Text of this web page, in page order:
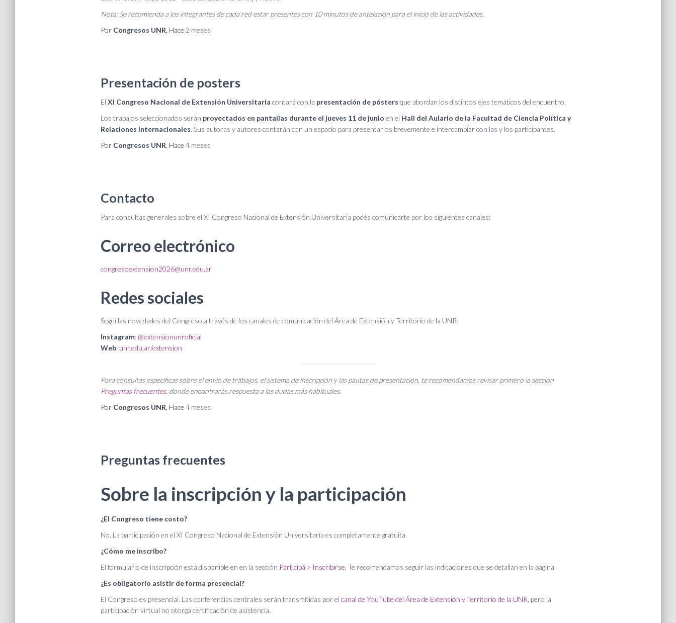
Nota: Se recomienda a los integrantes de cada red estar presentes con 10 minutos de antelación para el inicio de las actividades.
Por Congresos UNR , Hace 2 meses
Presentación de posters
El XI Congreso Nacional de Extensión Universitaria contará con la presentación de pósters que abordan los distintos ejes temáticos del encuentro.
Los trabajos seleccionados serán proyectados en pantallas durante el jueves 11 de junio en el Hall del Aulario de la Facultad de Ciencia Política y
Relaciones Internacionales. Sus autoras y autores contarán con un espacio para presentarlos brevemente e intercambiar con las y los participantes.
Por Congresos UNR , Hace 4 meses
Contacto
Para consultas generales sobre el XI Congreso Nacional de Extensión Universitaria podés comunicarte por los siguientes canales:
Correo electrónico
congresoextension2026@unr.edu.ar
Redes sociales
Seguí las novedades del Congreso a través de los canales de comunicación del Área de Extensión y Territorio de la UNR:
Instagram: @extensionunroficial
Web: unr.edu.ar/extension
Para consultas específicas sobre el envío de trabajos, el sistema de inscripción y las pautas de presentación, te recomendamos revisar primero la sección
Preguntas frecuentes, donde encontrarás respuesta a las dudas más habituales.
Por Congresos UNR , Hace 4 meses
Preguntas frecuentes
Sobre la inscripción y la participación
¿El Congreso tiene costo?
No. La participación en el XI Congreso Nacional de Extensión Universitaria es completamente gratuita.
¿Cómo me inscribo?
El formulario de inscripción está disponible en en la sección Participá > Inscribirse. Te recomendamos seguir las indicaciones que se detallan en la página.
¿Es obligatorio asistir de forma presencial?
El Congreso es presencial. Las conferencias centrales serán transmitidas por el canal de YouTube del Área de Extensión y Territorio de la UNR , pero la
participación virtual no otorga certificación de asistencia.